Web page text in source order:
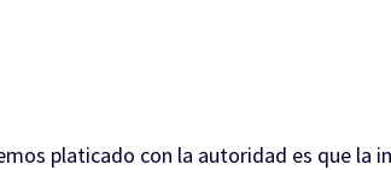
platicado con la autoridad es que la